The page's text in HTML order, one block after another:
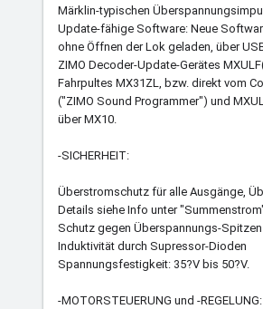
Märklin-typischen
Update-fähige Software: Neue
ohne Öffnen der Lok geladen, über
ZIMO Decoder-Update-Gerätes
Fahrpultes MX31ZL, bzw. direkt vom
("ZIMO Sound Programmer") und
über MX10.
-SICHERHEIT:
Überstromschutz für alle Ausgänge,
Details siehe Info unter
Schutz gegen Überspannungs-
Induktivität durch Supressor-Dioden
Spannungsfestigkeit: 35?V bis 50?V.
-MOTORSTEUERUNG und -REGELUNG: